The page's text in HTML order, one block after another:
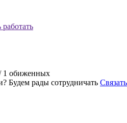
работать
1 обиженных
Будем рады сотрудничать